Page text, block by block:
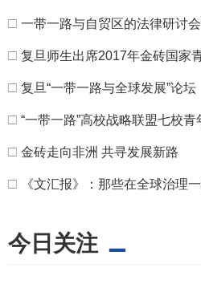
□ 一带一路与自贸区的法律研讨
□ 复旦师生出席2017年金砖国家
□ 复旦“一带一路与全球发展”论坛
□ “一带一路”高校战略联盟七校青
□ 金砖走向非洲 共寻发展新路
□ 《文汇报》：那些在全球治理
今日关注